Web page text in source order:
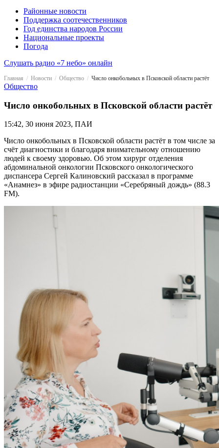
Районные новости
Поддержка соотечественников
Год единства народов России
Национальные проекты
Погода
Слушать радио «7 небо» онлайн
Главная Новости Общество Число онкобольных в Псковской области растёт
Общество
Число онкобольных в Псковской области растёт
15:42, 30 июня 2023, ПАИ
Число онкобольных в Псковской области растёт в том числе за
счёт диагностики и благодаря внимательному отношению
людей к своему здоровью. Об этом хирург отделения
абдоминальной онкологии Псковского онкологического
диспансера Сергей Калиновский рассказал в программе
«Анамнез» в эфире радиостанции «Серебряный дождь» (88.3
FM).